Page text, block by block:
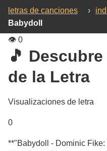
letras de canciones ›
Babydoll
👁️ 0
🎵
de la Letra
Visualizaciones de letra
0
**"Babydoll - Dominic